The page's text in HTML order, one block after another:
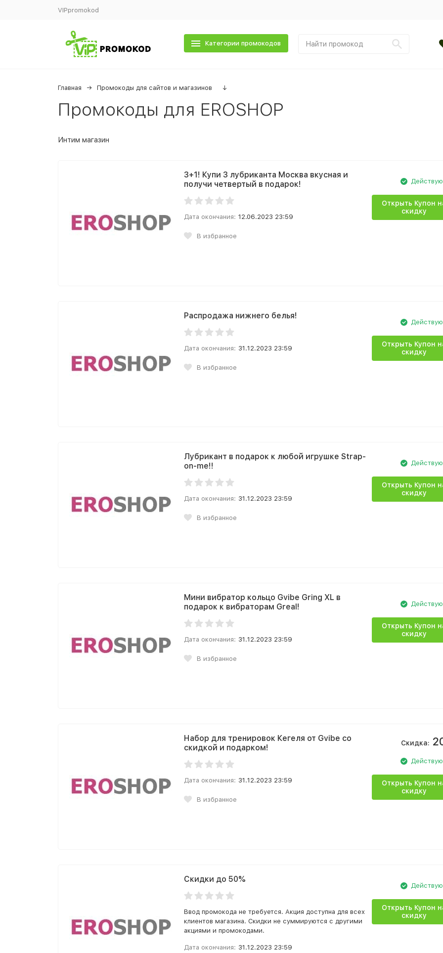
VIPpromokod
Категории промокодов
Главная Промокоды для сайтов и магазинов ↓
Промокоды для EROSHOP
Интим магазин
3+1! Купи 3 лубриканта Москва вкусная и
получи четвертый в подарок!
Дата окончания: 12.06.2023 23:59
В избранное
Открыть Купон
скидку
Распродажа нижнего белья!
Дата окончания: 31.12.2023 23:59
В избранное
Открыть Купон
скидку
Лубрикант в подарок к любой игрушке Strap-
on-me!!
Дата окончания: 31.12.2023 23:59
В избранное
Открыть Купон
скидку
Мини вибратор кольцо Gvibe Gring XL в
подарок к вибраторам Greal!
Дата окончания: 31.12.2023 23:59
В избранное
Открыть Купон
скидку
Набор для тренировок Кегеля от Gvibe со
скидкой и подарком!
Дата окончания: 31.12.2023 23:59
В избранное
Скидка:
Открыть Купон
скидку
Скидки до 50%
Ввод промокода не требуется. Акция доступна для всех
клиентов магазина. Скидки не суммируются с другими
акциями и промокодами.
Дата окончания: 31.12.2023 23:59
Открыть Купон
скидку